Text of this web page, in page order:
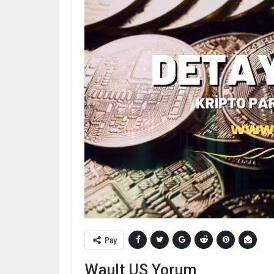
Pay
Wault US Yorum